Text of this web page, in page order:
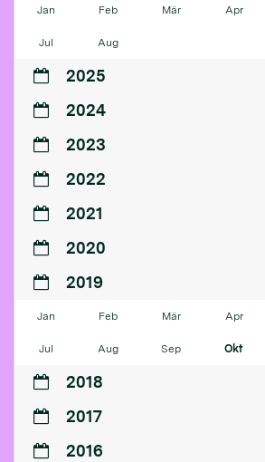
Jan Feb Mär Apr
Jul Aug
2025
2024
2023
2022
2021
2020
2019
Jan Feb Mär Apr
Jul Aug Sep Okt
2018
2017
2016